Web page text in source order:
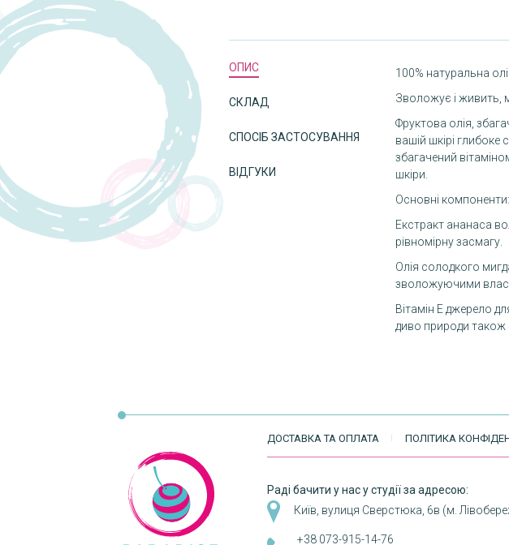
ОПИС
СКЛАД
СПОСІБ ЗАСТОСУВАННЯ
ВІДГУКИ
100% натуральна
Зволожує і живить,
Фруктова олія,
вашій шкірі
збагачений
шкіри.
Основні компоненти:
Екстракт ананаса
рівномірну засмагу.
Олія солодкого
зволожуючими
Вітамін Е джерело
диво природи також
ДОСТАВКА ТА ОПЛАТА ПОЛІТИКА
Раді бачити у нас у студії за адресою:
Київ, вулиця Сверстюка, 6в (м.
+38 073-915-14-76